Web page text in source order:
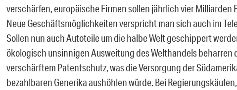
verschärfen, europäische Firmen sollen jährlich vier Milliarden
Neue Geschäftsmöglichkeiten verspricht man sich auch im
Sollen nun auch Autoteile um die halbe Welt geschippert
ökologisch unsinnigen Ausweitung des Welthandels beharren
verschärftem Patentschutz, was die Versorgung der
bezahlbaren Generika aushöhlen würde. Bei